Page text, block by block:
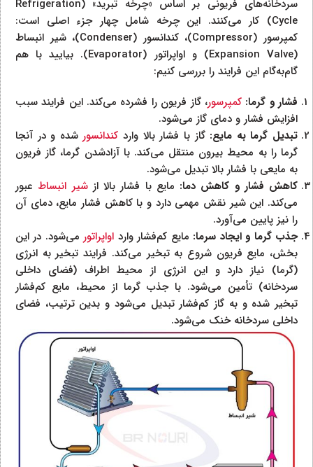
سردخانه‌های فریونی بر اساس «چرخه تبرید» (Refrigeration
Cycle) کار می‌کنند. این چرخه شامل چهار جزء اصلی است:
کمپرسور (Compressor)، کندانسور (Condenser)، شیر انبساط
(Expansion Valve) و اواپراتور (Evaporator). بیایید با هم
گام‌به‌گام این فرایند را بررسی کنیم:
فشار و گرما: کمپرسور، گاز فریون را فشرده می‌کند. این فرایند سبب
افزایش فشار و دمای گاز می‌شود.
تبدیل گرما به مایع: گاز با فشار بالا وارد کندانسور شده و در آنجا
گرما را به محیط بیرون منتقل می‌کند. با آزادشدن گرما، گاز فریون
به مایعی با فشار بالا تبدیل می‌شود.
کاهش فشار و کاهش دما: مایع با فشار بالا ازشیر انبساط عبور
می‌کند. این شیر نقش مهمی دارد و با کاهش فشار مایع، دمای آن
را نیز پایین می‌آورد.
جذب گرما و ایجاد سرما: مایع کم‌فشار وارد اواپراتور می‌شود. در این
بخش، مایع فریون شروع به تبخیر می‌کند. فرایند تبخیر به انرژی
(گرما) نیاز دارد و این انرژی از محیط اطراف (فضای داخلی
سردخانه) تأمین می‌شود. با جذب گرما از محیط، مایع کم‌فشار
تبخیر شده و به گاز کم‌فشار تبدیل می‌شود و بدین ترتیب، فضای
داخلی سردخانه خنک می‌شود.